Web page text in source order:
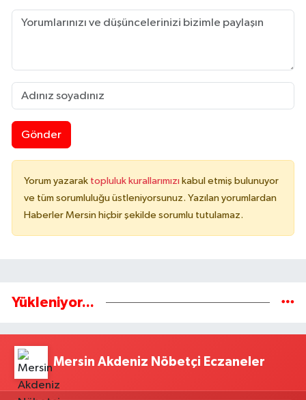
Gönder
Yorum yazarak topluluk kurallarımızı kabul etmiş bulunuyor
ve tüm sorumluluğu üstleniyorsunuz. Yazılan yorumlardan
Haberler Mersin hiçbir şekilde sorumlu tutulamaz.
Yükleniyor...
Mersin Akdeniz Nöbetçi Eczaneler